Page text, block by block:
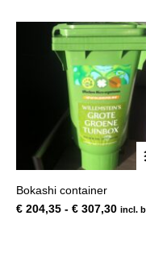
Bokashi container
€ 204,35 - € 307,30 incl.